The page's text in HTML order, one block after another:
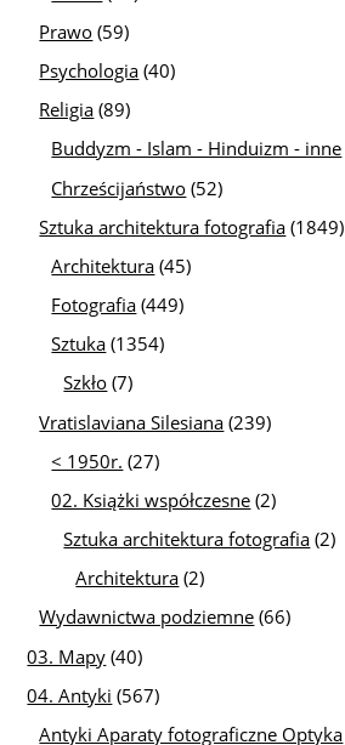
Prawo (59)
Psychologia (40)
Religia (89)
Buddyzm - Islam - Hinduizm - inne
Chrześcijaństwo (52)
Sztuka architektura fotografia (1849)
Architektura (45)
Fotografia (449)
Sztuka (1354)
Szkło (7)
Vratislaviana Silesiana (239)
< 1950r. (27)
02. Książki współczesne (2)
Sztuka architektura fotografia (2)
Architektura (2)
Wydawnictwa podziemne (66)
03. Mapy (40)
04. Antyki (567)
Antyki Aparaty fotograficzne Optyka